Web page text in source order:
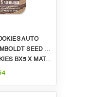
AUTO
SEED COMPANY
X G.S. COOKIES FORUM